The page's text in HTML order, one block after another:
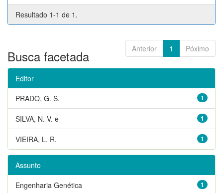
Resultado 1-1 de 1.
Anterior 1 Póximo
Busca facetada
Editor
1
PRADO, G. S.
1
SILVA, N. V. e
1
VIEIRA, L. R.
Assunto
1
Engenharia Genética